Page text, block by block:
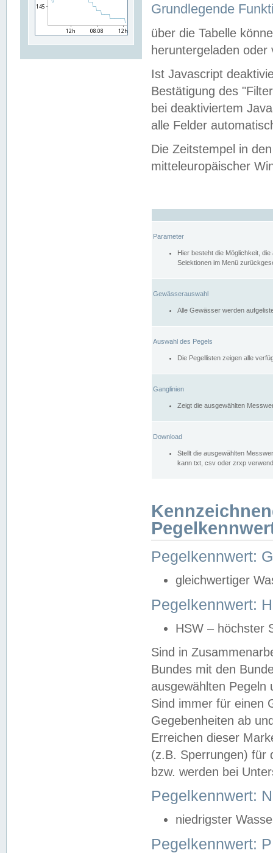
Grundlegende
über die Tabelle
heruntergeladen oder
Ist Javascript
Bestätigung des
bei deaktiviertem
alle Felder
Die Zeitstempel in
mitteleuropäischer
Parameter
Hier besteht die Möglichkeit,
Selektionen im Menü
Gewässerauswahl
Alle Gewässer werden
Auswahl des Pegels
Die Pegellisten zeigen alle
Ganglinien
Zeigt die ausgewählten
Download
Stellt die ausgewählten
kann txt, csv oder zrxp
Pegelkennwert:
gleichwertiger
Pegelkennwert:
HSW – höchster
Sind in
Bundes mit den
ausgewählten
Sind immer für einen
Gegebenheiten ab
Erreichen dieser
(z.B. Sperrungen) für
bzw. werden bei
Pegelkennwert:
niedrigster
Pegelkennwert: